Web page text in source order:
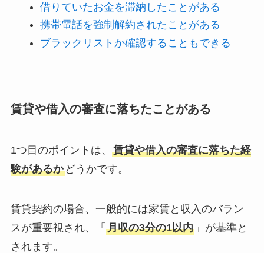
借りていたお金を滞納したことがある
携帯電話を強制解約されたことがある
ブラックリストか確認することもできる
賃貸や借入の審査に落ちたことがある
1つ目のポイントは、 賃貸や借入の審査に落ちた経
験があるかどうかです。
賃貸契約の場合、一般的には家賃と収入のバラン
スが重要視され、「 月収の3分の1以内」が基準と
されます。